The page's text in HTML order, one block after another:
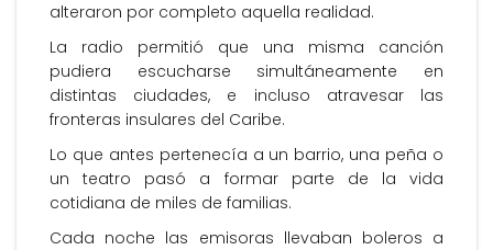
alteraron por completo aquella realidad.
La radio permitió que una misma canción
pudiera escucharse simultáneamente en
distintas ciudades, e incluso atravesar las
fronteras insulares del Caribe.
Lo que antes pertenecía a un barrio, una peña o
un teatro pasó a formar parte de la vida
cotidiana de miles de familias.
Cada noche las emisoras llevaban boleros a